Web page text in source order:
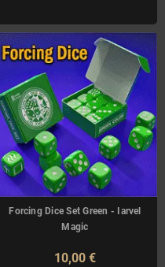
Forcing Dice Set Green - Iarvel
Magic
10,00 €